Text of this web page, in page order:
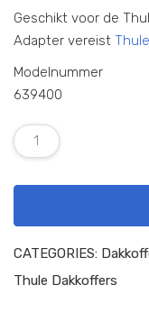
Geschikt voor de
Adapter vereist
Modelnummer
639400
CATEGORIES:
Thule Dakkoffers